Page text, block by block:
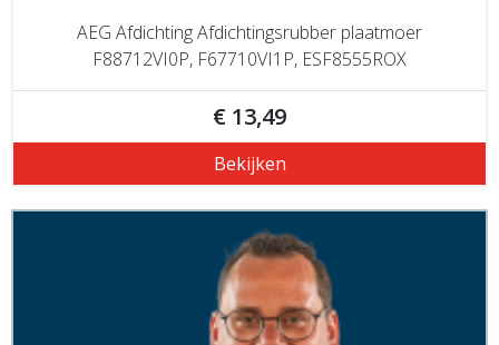
AEG Afdichting Afdichtingsrubber plaatmoer
F88712VI0P, F67710VI1P, ESF8555ROX
€ 13,49
Bekijken